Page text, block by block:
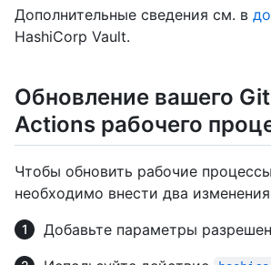
Дополнительные сведения см. в
HashiCorp Vault.
Обновление вашего
Actions рабочего
Чтобы обновить рабочие
необходимо внести два
Добавьте параметры